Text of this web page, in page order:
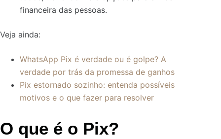
financeira das pessoas.
Veja ainda:
WhatsApp Pix é verdade ou é golpe? A
verdade por trás da promessa de ganhos
Pix estornado sozinho: entenda possíveis
motivos e o que fazer para resolver
O que é o Pix?